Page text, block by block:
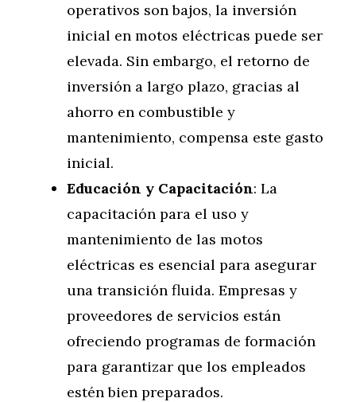
operativos son bajos, la inversión
inicial en motos eléctricas puede ser
elevada. Sin embargo, el retorno de
inversión a largo plazo, gracias al
ahorro en combustible y
mantenimiento, compensa este gasto
inicial.
Educación y Capacitación: La
capacitación para el uso y
mantenimiento de las motos
eléctricas es esencial para asegurar
una transición fluida. Empresas y
proveedores de servicios están
ofreciendo programas de formación
para garantizar que los empleados
estén bien preparados.